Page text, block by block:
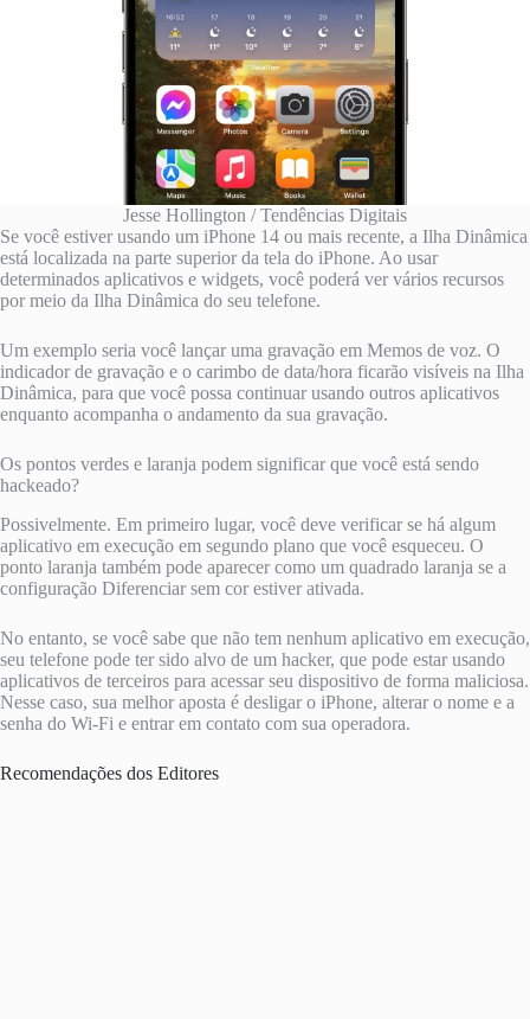
Jesse Hollington / Tendências Digitais
Se você estiver usando um iPhone 14 ou mais recente, a Ilha Dinâmica
está localizada na parte superior da tela do iPhone. Ao usar
determinados aplicativos e widgets, você poderá ver vários recursos
por meio da Ilha Dinâmica do seu telefone.
Um exemplo seria você lançar uma gravação em Memos de voz. O
indicador de gravação e o carimbo de data/hora ficarão visíveis na Ilha
Dinâmica, para que você possa continuar usando outros aplicativos
enquanto acompanha o andamento da sua gravação.
Os pontos verdes e laranja podem significar que você está sendo
hackeado?
Possivelmente. Em primeiro lugar, você deve verificar se há algum
aplicativo em execução em segundo plano que você esqueceu. O
ponto laranja também pode aparecer como um quadrado laranja se a
configuração Diferenciar sem cor estiver ativada.
No entanto, se você sabe que não tem nenhum aplicativo em execução,
seu telefone pode ter sido alvo de um hacker, que pode estar usando
aplicativos de terceiros para acessar seu dispositivo de forma maliciosa.
Nesse caso, sua melhor aposta é desligar o iPhone, alterar o nome e a
senha do Wi-Fi e entrar em contato com sua operadora.
Recomendações dos Editores